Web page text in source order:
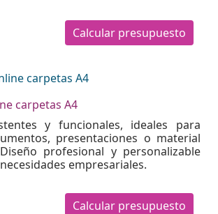
Calcular presupuesto
carpetas A4
y funcionales, ideales para
presentaciones o material
profesional y personalizable
empresariales.
Calcular presupuesto